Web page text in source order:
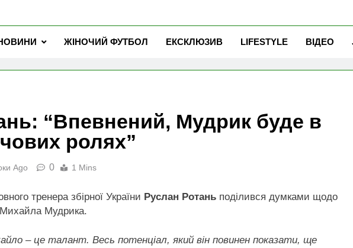
ЖІНОЧИЙ ФУТБОЛ ЕКСКЛЮЗИВ LIFESTYLE ВІДЕО
“Впевнений, Мудрик буде в
ролях”
Ago 0 1 Mins
тренера збірної України Руслан Ротань поділився думками щодо
Михайла Мудрика.
– це талант. Весь потенціал, який він повинен показати, ще